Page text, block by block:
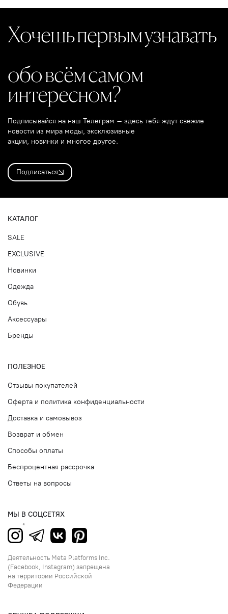
Хочешь первым узнавать
обо всём самом
интересном?
Подписывайся на наш Телеграм – здесь тебя ждут свежие
новости из мира моды, эксклюзивные
акции, новинки и многое другое.
Подписаться
КАТАЛОГ
SALE
EXCLUSIVE
Новинки
Одежда
Обувь
Аксессуары
Бренды
ПОЛЕЗНОЕ
Отзывы покупателей
Оферта и политика конфиденциальности
Доставка и самовывоз
Возврат и обмен
Способы оплаты
Беспроцентная рассрочка
Ответы на вопросы
МЫ В СОЦСЕТЯХ
Деятельность Meta Platforms Inc.
(Facebook, Instagram) запрещена
на территории Российской
Федерации